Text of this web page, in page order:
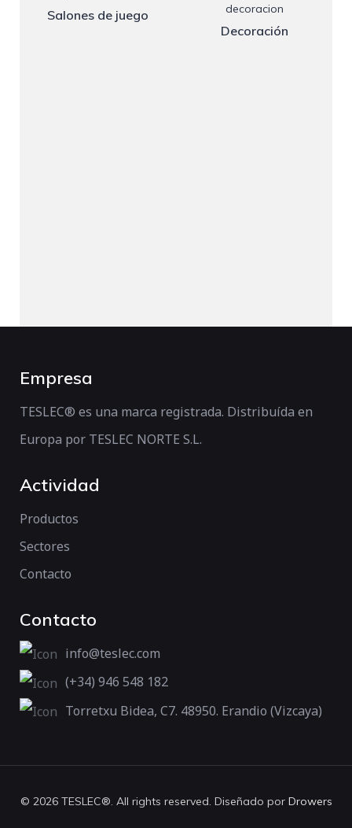
Salones de juego
Decoración
Empresa
TESLEC® es una marca registrada. Distribuída en
Europa por TESLEC NORTE S.L.
Actividad
Productos
Sectores
Contacto
Contacto
info@teslec.com
(+34) 946 548 182
Torretxu Bidea, C7. 48950. Erandio (Vizcaya)
© 2026 TESLEC®. All rights reserved. Diseñado por Drowers